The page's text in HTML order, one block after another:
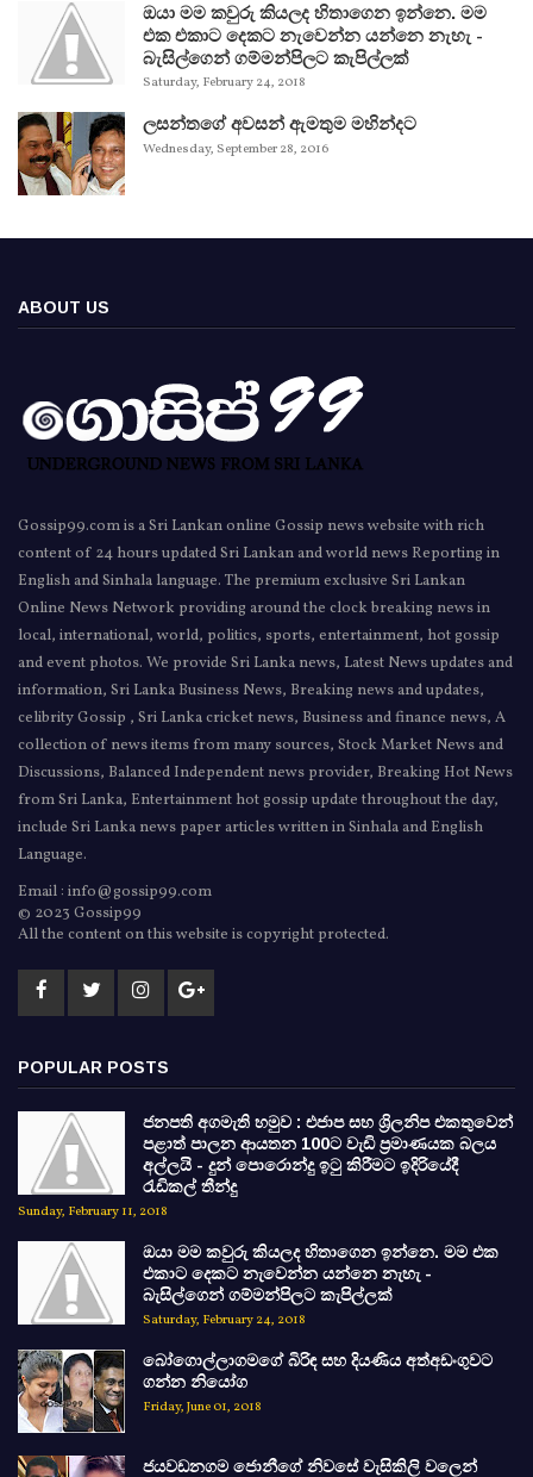
ඔයා මම කවුරු කියලද හිතාගෙන ඉන්නෙ. මම
එක එකාට දෙකට නැවෙන්න යන්නෙ නැහැ -
බැසිල්ගෙන් ගම්මන්පිලට කැපිල්ලක්
Saturday, February 24, 2018
ලසන්තගේ අවසන් ඇමතුම මහින්දට
Wednesday, September 28, 2016
ABOUT US
Gossip99.com is a Sri Lankan online Gossip news website with rich
content of 24 hours updated Sri Lankan and world news Reporting in
English and Sinhala language. The premium exclusive Sri Lankan
Online News Network providing around the clock breaking news in
local, international, world, politics, sports, entertainment, hot gossip
and event photos. We provide Sri Lanka news, Latest News updates and
information, Sri Lanka Business News, Breaking news and updates,
celibrity Gossip , Sri Lanka cricket news, Business and finance news, A
collection of news items from many sources, Stock Market News and
Discussions, Balanced Independent news provider, Breaking Hot News
from Sri Lanka, Entertainment hot gossip update throughout the day,
include Sri Lanka news paper articles written in Sinhala and English
Language.
Email : info@gossip99.com
© 2023 Gossip99
All the content on this website is copyright protected.
POPULAR POSTS
ජනපති අගමැති හමුව : එජාප සහ ශ්‍රිලනිප එකතුවෙන්
පළාත් පාලන ආයතන 100ට වැඩි ප්‍රමාණයක බලය
අල්ලයි - දුන් පොරොන්දු ඉටු කිරීමට ඉදිරියේදී
රැඩිකල් තීන්දු
Sunday, February 11, 2018
ඔයා මම කවුරු කියලද හිතාගෙන ඉන්නෙ. මම එක
එකාට දෙකට නැවෙන්න යන්නෙ නැහැ -
බැසිල්ගෙන් ගම්මන්පිලට කැපිල්ලක්
Saturday, February 24, 2018
බෝගොල්ලාගමගේ බිරිඳ සහ දියණිය අත්අඩංගුවට
ගන්න නියෝග
Friday, June 01, 2018
ජයවඩනගම ජොනීගේ නිවසේ වැසිකිලි වලෙන්